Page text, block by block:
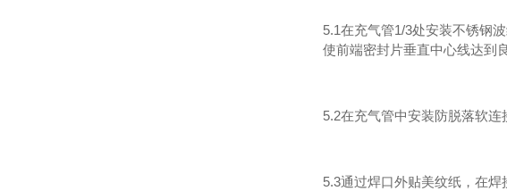
5.1在充气管1/3处安装不锈钢
使前端密封片垂直中心线达到
5.2在充气管中安装防脱落软
5.3通过焊口外贴美纹纸，在